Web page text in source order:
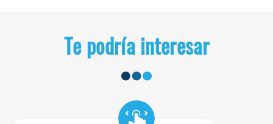
Te podría interesar